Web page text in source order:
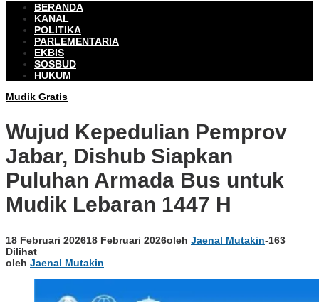
BERANDA
KANAL
POLITIKA
PARLEMENTARIA
EKBIS
SOSBUD
HUKUM
Mudik Gratis
Wujud Kepedulian Pemprov
Jabar, Dishub Siapkan
Puluhan Armada Bus untuk
Mudik Lebaran 1447 H
18 Februari 202618 Februari 2026oleh Jaenal Mutakin-163
Dilihat
oleh Jaenal Mutakin